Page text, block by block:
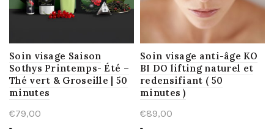
Soin visage Saison
Sothys Printemps- Été –
Thé vert & Groseille | 50
minutes
€79,00
Soin visage anti-âge KO
BI DO lifting naturel et
redensifiant ( 50
minutes )
€89,00